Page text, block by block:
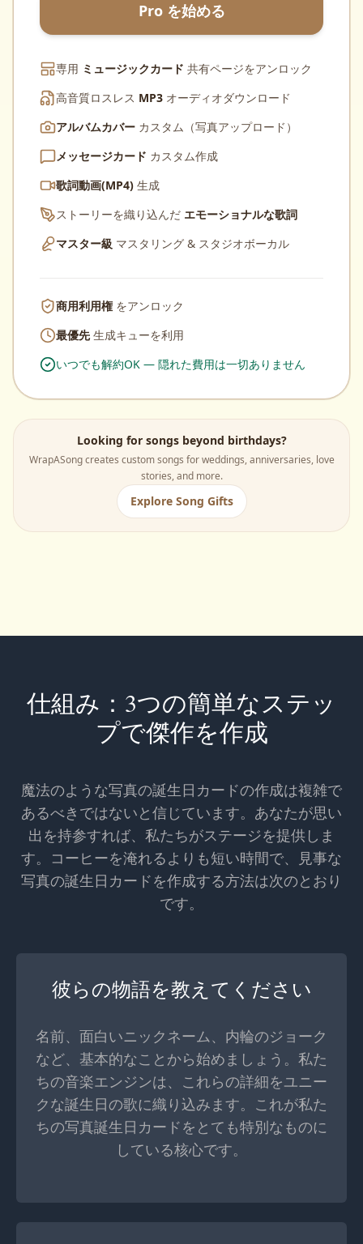
Pro を始める
専用 ミュージックカード 共有ページをアンロック
高音質ロスレス MP3 オーディオダウンロード
アルバムカバー カスタム（写真アップロード）
メッセージカード カスタム作成
歌詞動画(MP4) 生成
ストーリーを織り込んだ エモーショナルな歌詞
マスター級 マスタリング & スタジオボーカル
商用利用権をアンロック
最優先生成キューを利用
いつでも解約OK — 隠れた費用は一切ありません
Looking for songs beyond birthdays?
WrapASong creates custom songs for weddings, anniversaries, love
stories, and more.
Explore Song Gifts
仕組み：3つの簡単なステッ
プで傑作を作成
魔法のような写真の誕生日カードの作成は複雑で
あるべきではないと信じています。あなたが思い
出を持参すれば、私たちがステージを提供しま
す。コーヒーを淹れるよりも短い時間で、見事な
写真の誕生日カードを作成する方法は次のとおり
です。
彼らの物語を教えてください
名前、面白いニックネーム、内輪のジョーク
など、基本的なことから始めましょう。私た
ちの音楽エンジンは、これらの詳細をユニー
クな誕生日の歌に織り込みます。これが私た
ちの写真誕生日カードをとても特別なものに
している核心です。